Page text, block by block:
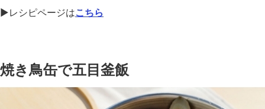
▶︎レシピページはこちら
焼き鳥缶で五目釜飯